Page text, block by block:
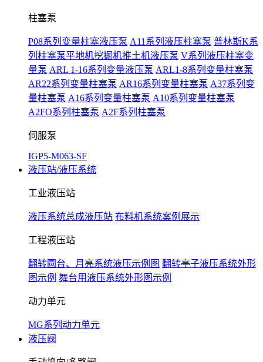
柱塞泵
P08系列变量柱塞液压泵 A11系列液压柱塞泵 普林斯K系
列柱塞泵平地机挖掘机推土机液压泵 V系列液压柱塞变
量泵 ARL 1-16系列变量液压泵 ARL1-8系列变量柱塞泵
AR22系列变量柱塞泵 AR16系列变量柱塞泵 A37系列变
量柱塞泵 A16系列变量柱塞泵 A10系列变量柱塞泵
A2FO系列柱塞泵 A2F系列柱塞泵
伺服泵
IGP5-M063-SF
液压站/液压系统
工业液压站
液压系统总成液压站 布料机系统案例展示
工程液压站
翻转圆台、月亮系统液压示例图 翻转亭子液压系统外形
图示例 舞台用液压系统外形图示例
动力单元
MG系列动力单元
液压阀